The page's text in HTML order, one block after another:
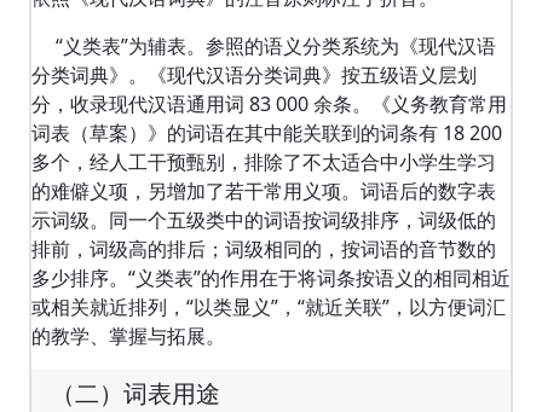
“义类表”为辅表。参照的语义分类系统为《现代汉语
分类词典》。《现代汉语分类词典》按五级语义层划
分，收录现代汉语通用词 83 000 余条。《义务教育常用
词表（草案）》的词语在其中能关联到的词条有 18 200
多个，经人工干预甄别，排除了不太适合中小学生学习
的难僻义项，另增加了若干常用义项。词语后的数字表
示词级。同一个五级类中的词语按词级排序，词级低的
排前，词级高的排后；词级相同的，按词语的音节数的
多少排序。“义类表”的作用在于将词条按语义的相同相近
或相关就近排列，“以类显义”，“就近关联”，以方便词汇
的教学、掌握与拓展。
（二）词表用途